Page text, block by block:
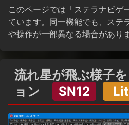
このページでは「ステラナビゲ
ています。同一機能でも、ステ
や操作が一部異なる場合がありま
流れ星が飛ぶ様子
ョン
SN12